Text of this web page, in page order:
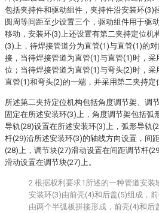
包括夹持件和驱动组件，夹持件沿安装环(3)
圆周等间距至少设置三个，驱动组件用于驱
移动，安装环(3)上还设置有第二夹持定位机
(3)上，待焊接管道分为直管(1)与直管(1)的
接，当待焊接管道为直管(1)与直管(1)时，
位；当待焊接管道为直管(1)与弯头(2)时，
直管(1)和弯头(2)的一端，并采用第二夹持定
所述第二夹持定位机构包括角度调节架、调
固定在所述安装环(3)上，角度调节架包括弧
导轨(28)设置在所述安装环(3)上，弧形导轨
杆(29)沿所述安装环(3)的轴线方向设置，间
(28)上，调节块(27)滑动设置在间距调节杆
滑动设置在调节块(27)上。
2.根据权利要求1所述的一种管道安
安装环(3)由前壳(4)和后盖(5)组成，
由两个半弧板拼接形成，前壳(4)和